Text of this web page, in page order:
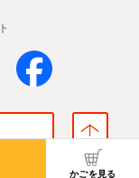
かごを見る